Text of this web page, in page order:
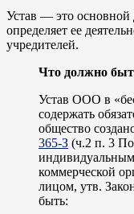
Устав — это
определяет ее
учредителей.
Что должно
Устав ООО в
содержать
общество
365-З (ч.2 п. 3
коммерческой
лицом, утв.
быть: